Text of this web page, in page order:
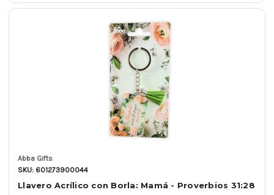
Abba Gifts
SKU: 601273900044
Llavero Acrílico con Borla: Mamá - Proverbios 31:28